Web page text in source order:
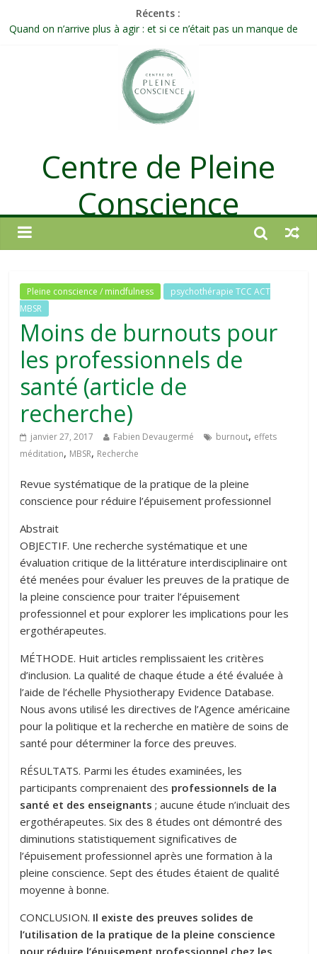
Récents :
Célébrer la Vie jusque dans les petites actions
Quand on n’arrive plus à agir : et si ce n’était pas un manque de
Une attention consciente d’elle-même, non dirigée par le mental
Méditer un peu chaque jour : un rituel profond et transformateur
Prolonger la vie ou découvrir ce qui ne vieillit pas ?
Centre de Pleine
Conscience
Pleine conscience / mindfulness
psychothérapie TCC ACT
MBSR
Moins de burnouts pour
les professionnels de
santé (article de
recherche)
janvier 27, 2017 Fabien Devaugermé burnout, effets
méditation, MBSR, Recherche
Revue systématique de la pratique de la pleine
conscience pour réduire l’épuisement professionnel
Abstrait
OBJECTIF. Une recherche systématique et une
évaluation critique de la littérature interdisciplinaire ont
été menées pour évaluer les preuves de la pratique de
la pleine conscience pour traiter l’épuisement
professionnel et pour explorer les implications pour les
ergothérapeutes.
MÉTHODE. Huit articles remplissaient les critères
d’inclusion. La qualité de chaque étude a été évaluée à
l’aide de l’échelle Physiotherapy Evidence Database.
Nous avons utilisé les directives de l’Agence américaine
pour la politique et la recherche en matière de soins de
santé pour déterminer la force des preuves.
RÉSULTATS. Parmi les études examinées, les
participants comprenaient des professionnels de la
santé et des enseignants ; aucune étude n’incluait des
ergothérapeutes. Six des 8 études ont démontré des
diminutions statistiquement significatives de
l’épuisement professionnel après une formation à la
pleine conscience. Sept des études étaient de qualité
moyenne à bonne.
CONCLUSION. Il existe des preuves solides de
l’utilisation de la pratique de la pleine conscience
pour réduire l’épuisement professionnel chez les